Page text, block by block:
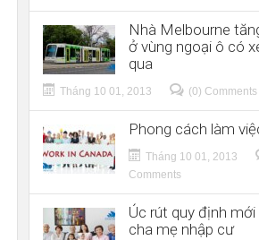
Nhà Melbourne
ở vùng ngoại ô có
qua
Tháng 10 01, 2013 (0) Comments
Phong cách làm
Tháng 10 01, 2013
Comments
Úc rút quy định mới
cha mẹ nhập cư